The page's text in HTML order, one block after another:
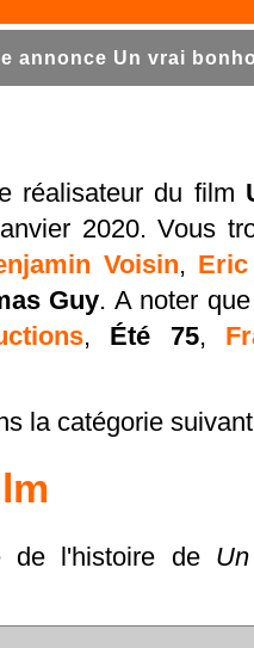
annonce Un vrai
réalisateur du film
2020. Vous
Voisin,
Guy. A noter
, Été 75,
la catégorie
de l'histoire de